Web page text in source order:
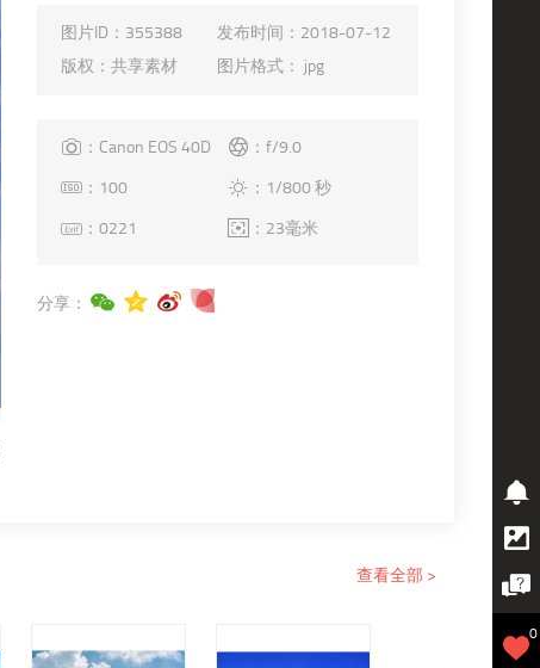
图片ID： 355388 发布时间： 2018-07-12
版权： 共享素材 图片格式： jpg
：Canon EOS 40D
：f/9.0
：100
：1/800 秒
：0221
：23毫米
分享：
查看全部 >
0